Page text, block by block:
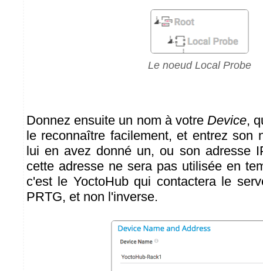
Le noeud Local Probe
Donnez ensuite un nom à votreDevice,
le reconnaître facilement, et entrez son
lui en avez donné un, ou son adresse
cette adresse ne sera pas utilisée en
c'est le YoctoHub qui contactera le
PRTG, et non l'inverse.